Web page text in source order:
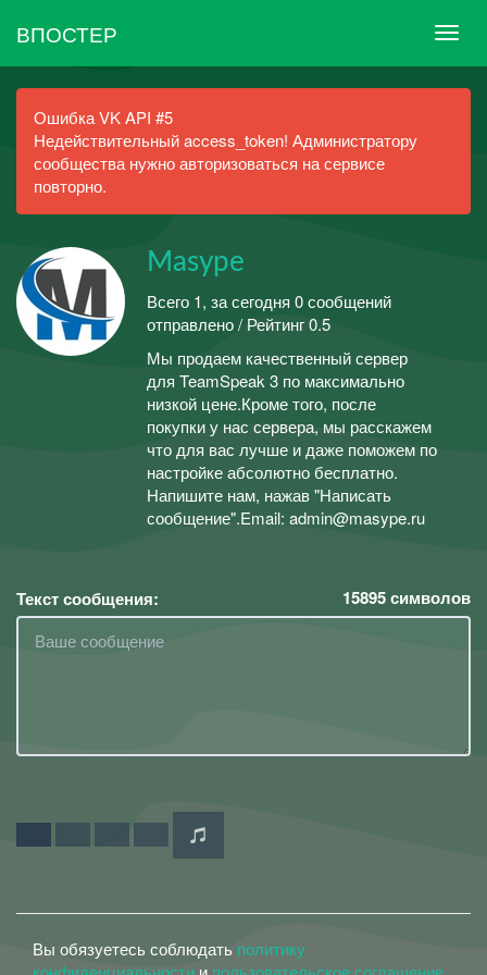
ВПОСТЕР
Ошибка VK API #5
Недействительный access_token! Администратору
сообщества нужно авторизоваться на сервисе
повторно.
Masype
Всего 1, за сегодня 0 сообщений
отправлено / Рейтинг 0.5
Мы продаем качественный сервер
для TeamSpeak 3 по максимально
низкой цене.Кроме того, после
покупки у нас сервера, мы расскажем
что для вас лучше и даже поможем по
настройке абсолютно бесплатно.
Напишите нам, нажав "Написать
сообщение".Email: admin@masype.ru
Текст сообщения: 15895символов
Вы обязуетесь соблюдать политику